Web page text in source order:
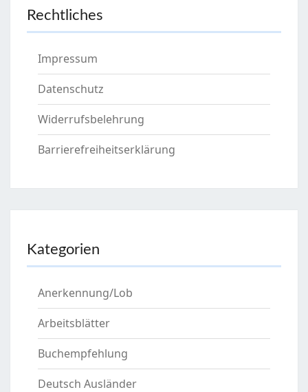
Rechtliches
Impressum
Datenschutz
Widerrufsbelehrung
Barrierefreiheitserklärung
Kategorien
Anerkennung/Lob
Arbeitsblätter
Buchempfehlung
Deutsch Ausländer